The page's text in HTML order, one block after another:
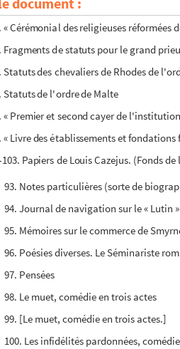
« Livre NNN sur l'institution de la
« Cérémonial des religieuses
Fragments de statuts pour le grand
Statuts des chevaliers de Rhodes de
Statuts de l'ordre de Malte
« Premier et second cayer de
« Livre des établissements et
103. Papiers de Louis Cazejus. (Fonds
93. Notes particulières (sorte de
94. Journal de navigation sur le « Lutin
95. Mémoires sur le commerce de
96. Poésies diverses. Le Séminariste
97. Pensées
98. Le muet, comédie en trois actes
99. [Le muet, comédie en trois actes.]
100. Les infidélités pardonnées,